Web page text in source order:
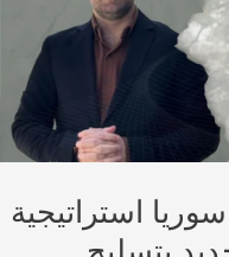
استراتيجية